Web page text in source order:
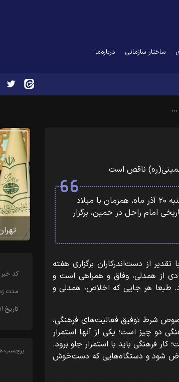
ساختار سازمانی درباره‌ما
…
ناقص است
آئین اختتامیه هفته فرهنگی «بر آستان آفتاب» پنجشنبه ۲۰ آذر ماه، همزمان با میلاد
امام راحل در خمین، برگزار
از دست‌اندرکاران برگزاری هفته
از همدلی، وفاق و همراهی است و
طبعا هر جایی که اخلاص، همدلی و
شرط توفیق فعالیت‌های فرهنگی،
دو چیز است؛ یکی از آنها استمرار
فرهنگی باید با استمرار جلو برود.
عوض شود و دستگاه‌هایی که دست‌خوش
کد خبر
مدت
تاریخ
برچسب